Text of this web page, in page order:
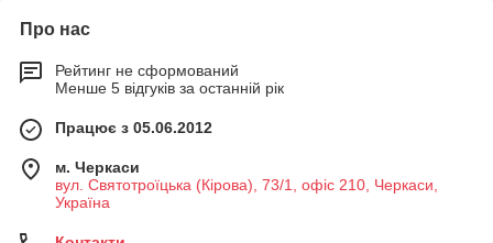
Про нас
Рейтинг не сформований
Менше 5 відгуків за останній рік
Працює з 05.06.2012
м. Черкаси
вул. Святотроїцька (Кірова), 73/1, офіс 210, Черкаси,
Україна